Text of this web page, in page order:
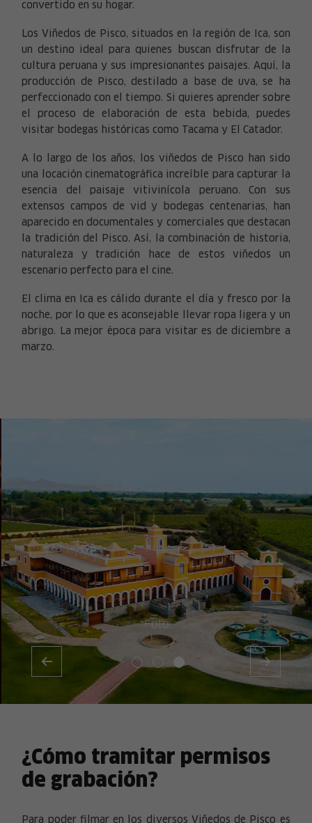
convertido en su hogar.
Los Viñedos de Pisco, situados en la región de Ica, son
un destino ideal para quienes buscan disfrutar de la
cultura peruana y sus impresionantes paisajes. Aquí, la
producción de Pisco, destilado a base de uva, se ha
perfeccionado con el tiempo. Si quieres aprender sobre
el proceso de elaboración de esta bebida, puedes
visitar bodegas históricas como Tacama y El Catador.
A lo largo de los años, los viñedos de Pisco han sido
una locación cinematográfica increíble para capturar la
esencia del paisaje vitivinícola peruano. Con sus
extensos campos de vid y bodegas centenarias, han
aparecido en documentales y comerciales que destacan
la tradición del Pisco. Así, la combinación de historia,
naturaleza y tradición hace de estos viñedos un
escenario perfecto para el cine.
El clima en Ica es cálido durante el día y fresco por la
noche, por lo que es aconsejable llevar ropa ligera y un
abrigo. La mejor época para visitar es de diciembre a
marzo.
Foto:
¿Cómo tramitar permisos
de grabación?
Para poder filmar en los diversos Viñedos de Pisco es